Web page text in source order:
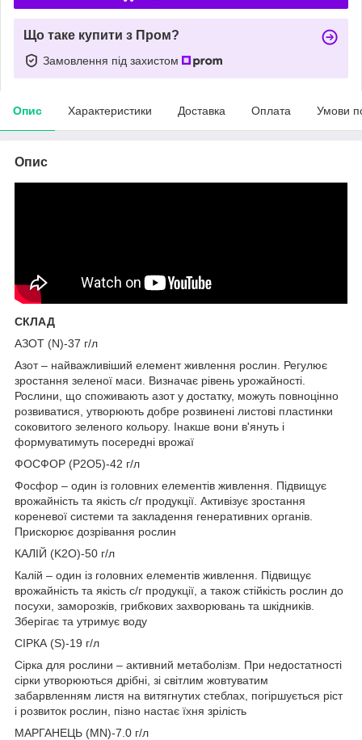
Що таке купити з Пром?
Замовлення під захистом
Опис Характеристики Доставка Оплата Умови
Опис
СКЛАД
АЗОТ (N)-37 г/л
Азот – найважливіший елемент живлення рослин. Регулює
зростання зеленої маси. Визначає рівень урожайності.
Рослини, що споживають азот у достатку, можуть повноцінно
розвиватися, утворюють добре розвинені листові пластинки
соковитого зеленого кольору. Інакше вони в'януть і
формуватимуть посередні врожаї
ФОСФОР (P2O5)-42 г/л
Фосфор – один із головних елементів живлення. Підвищує
врожайність та якість с/г продукції. Активізує зростання
кореневої системи та закладення генеративних органів.
Прискорює дозрівання рослин
КАЛІЙ (K2O)-50 г/л
Калій – один із головних елементів живлення. Підвищує
врожайність та якість с/г продукції, а також стійкість рослин до
посухи, заморозків, грибкових захворювань та шкідників.
Зберігає та утримує воду
СІРКА (S)-19 г/л
Сірка для рослини – активний метаболізм. При недостатності
сірки утворюються дрібні, зі світлим жовтуватим
забарвленням листя на витягнутих стеблах, погіршується ріст
і розвиток рослин, пізно настає їхня зрілість
МАРГАНЕЦЬ (MN)-7.0 г/л